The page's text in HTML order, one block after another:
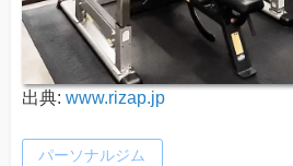
出典: www.rizap.jp
パーソナルジム